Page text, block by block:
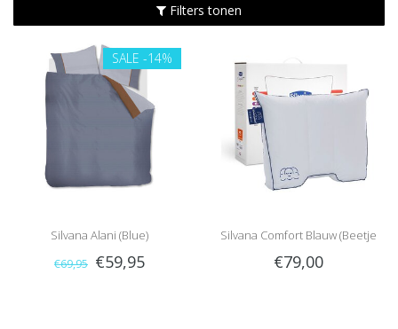
Filters tonen
SALE -14%
Silvana Alani (Blue)
€69,95 €59,95
Silvana Comfort Blauw (Beetje
€79,00